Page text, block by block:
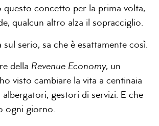
questo concetto per la prima volta,
qualcun altro alza il sopracciglio.
sul serio, sa che è esattamente così.
della Revenue Economy, un
visto cambiare la vita a centinaia
gestori di servizi. E che
ogni giorno.